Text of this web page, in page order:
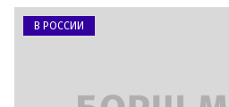
В РОССИИ